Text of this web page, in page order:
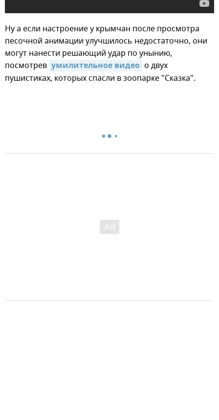
Ну а если настроение у крымчан после просмотра
песочной анимации улучшилось недостаточно, они
могут нанести решающий удар по унынию,
посмотрев умилительное видео о двух
пушистиках, которых спасли в зоопарке "Сказка".